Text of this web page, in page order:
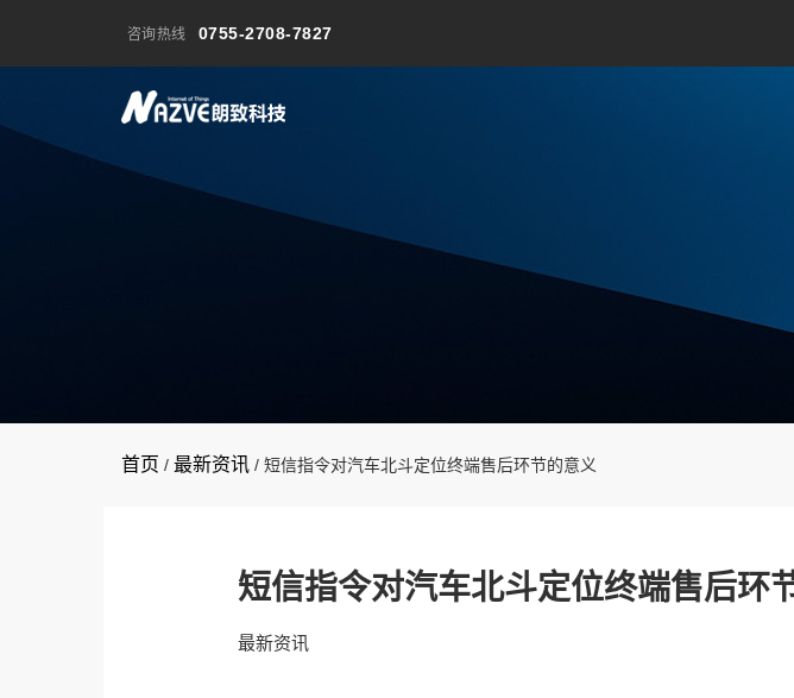
咨询热线 0755-2708-7827
首页 / 最新资讯 / 短信指令对汽车北斗定位终端售后环节的意义
短信指令对汽车北斗定位终端售后环
最新资讯